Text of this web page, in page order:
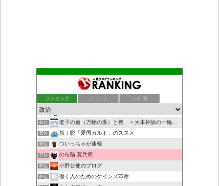
ランキング ポイント ブロ画
村野瀬玲奈の秘書課広報室
こんなニュースにでくわした
42位 日本第一！ニュース録
43位
44位 老子の道（万物の源）と徳 ＝大本神諭の一輪＋日月神示の神一厘
45位 新！脱「愛国カルト」のススメ
46位 ついっちゃが速報
47位 のら猫 寛兵衛
48位 小野公使のブログ
49位 働く人のためのケインズ革命